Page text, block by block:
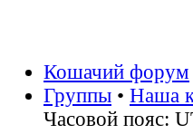
Кошачий форум
Группы • Наша
Часовой пояс: